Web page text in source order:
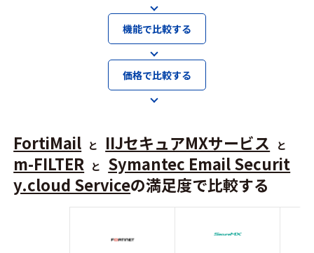
機能で比較する
価格で比較する
FortiMail と IIJセキュアMXサービス と
m-FILTER と
Symantec Email Securit
y.cloud Serviceの満足度で比較する